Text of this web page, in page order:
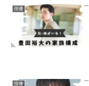
俳優
俳優